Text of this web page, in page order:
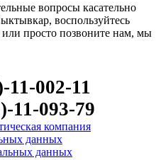
вопросы касательно
воспользуйтесь
или просто позвоните нам, мы
002-11
11-093-79
компания
данных
данных